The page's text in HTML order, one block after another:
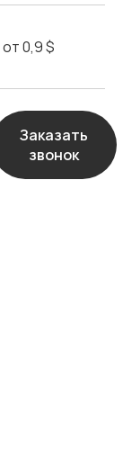
от 0,9 $
Заказать
звонок